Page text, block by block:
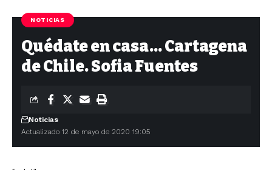
NOTICIAS
Quédate en casa… Cartagena
de Chile. Sofia Fuentes
Actualizado 12 de mayo de 2020 19:05
Noticias